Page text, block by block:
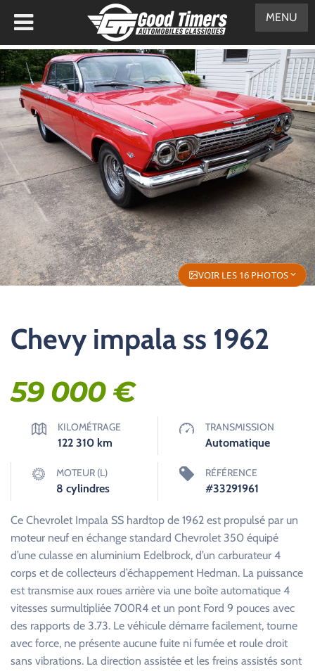
VOIR LES 16 PHOTOS
Chevy impala ss 1962
59 000€
KILOMÉTRAGE
122 310 km
TRANSMISSION
Automatique
MOTEUR (L)
8 cylindres
RÉFÉRENCE
#33291961
Ce Chevrolet Impala SS hardtop de 1962 est propulsé par un
moteur neuf en échange standard Chevrolet 350 équipé
d’une culasse en aluminium Edelbrock, d’un carburateur 4
corps et de collecteurs d’échappement Hedman. La puissance
est transmise aux roues arrière via une boîte automatique 4
vitesses surmultipliée 700R4 et un pont Ford 9 pouces avec
des rapports de 3.73. Le véhicule démarre facilement, tourne
avec force, ne présente aucune fuite ni fumée et roule droit
sans vibrations. La direction assistée et les freins assistés sont
MENU